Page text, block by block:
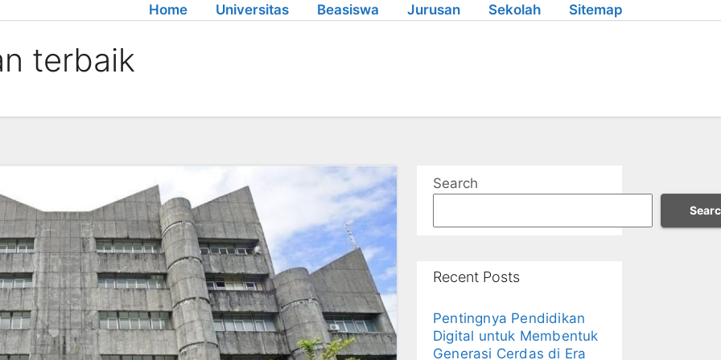
Home Universitas Beasiswa Jurusan Sekolah Sitemap
terbaik
Search
Recent Posts
Pentingnya Pendidikan
Digital untuk Membentuk
Generasi Cerdas di Era